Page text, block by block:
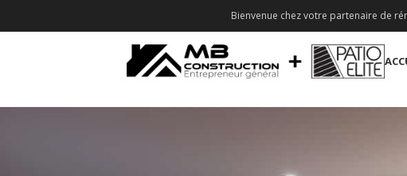
Bienvenue chez votre partenaire de